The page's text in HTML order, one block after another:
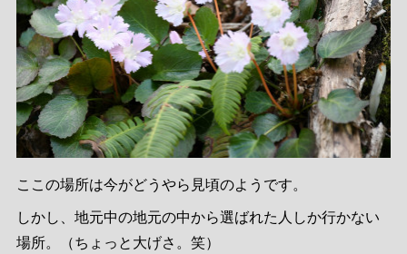
ここの場所は今がどうやら見頃のようです。
しかし、地元中の地元の中から選ばれた人しか行かない
場所。（ちょっと大げさ。笑）